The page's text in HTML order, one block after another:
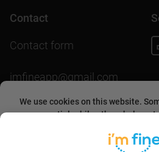
We use cookies on this website.
are essential, while others help us
them or continuing to use the
Contact
Contact form
imfineapp@gmail.com